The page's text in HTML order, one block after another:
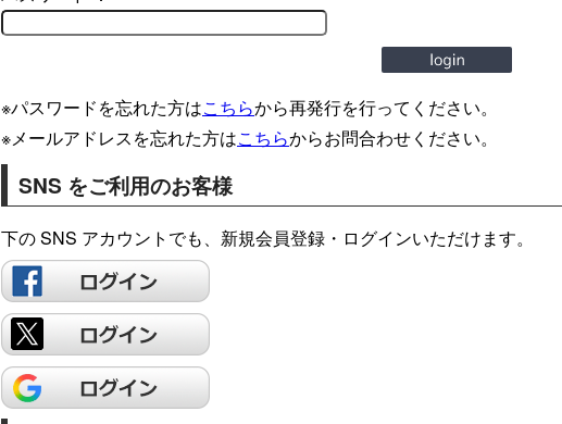
※パスワードを忘れた方はこちらから再発行を行ってください。
※メールアドレスを忘れた方はこちらからお問合わせください。
SNS をご利用のお客様
下の SNS アカウントでも、新規会員登録・ログインいただけます。